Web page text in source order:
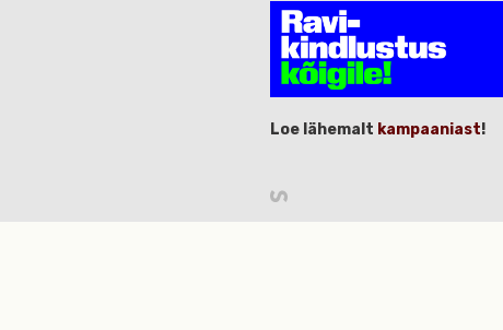
Loe lähemalt kampaaniast!